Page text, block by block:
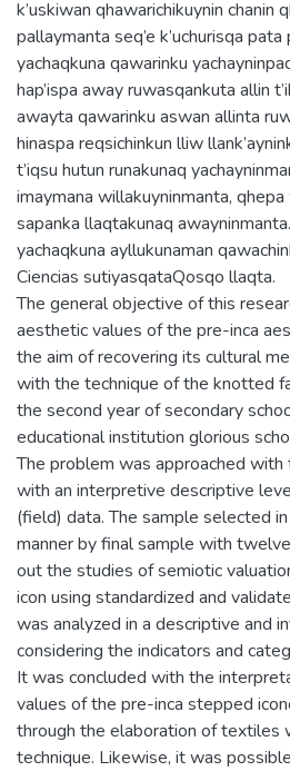
k’uskiwan qhawarichikuynin chanin
pallaymanta seq’e k’uchurisqa
yachaqkuna qawarinku
hap’ispa away ruwasqankuta allin
awayta qawarinku aswan allinta
hinaspa reqsichinkun lliw
t’iqsu hutun runakunaq
imaymana willakuyninmanta,
sapanka llaqtakunaq
yachaqkuna ayllukunaman
Ciencias sutiyasqataQosqo llaqta.
The general objective of this
aesthetic values of the pre-inca
the aim of recovering its cultural
with the technique of the knotted
the second year of secondary
educational institution glorious
The problem was approached
with an interpretive descriptive
(field) data. The sample selected
manner by final sample with
out the studies of semiotic
icon using standardized and
was analyzed in a descriptive and
considering the indicators and
It was concluded with the
values of the pre-inca stepped
through the elaboration of textiles
technique. Likewise, it was